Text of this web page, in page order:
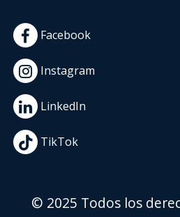
Facebook
Instagram
LinkedIn
TikTok
© 2025 Todos los